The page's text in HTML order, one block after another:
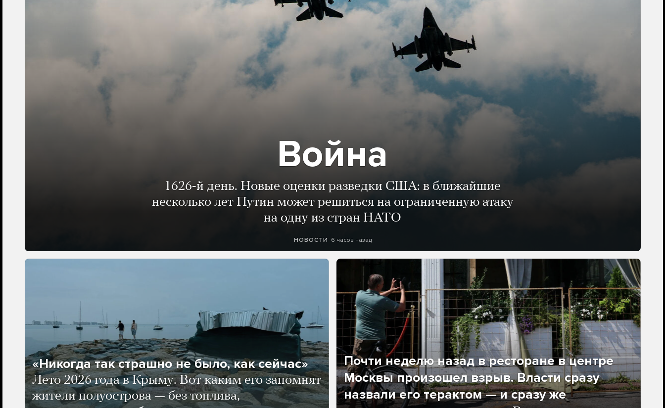
Война
1626-й день. Новые оценки разведки США: в ближайшие
несколько лет Путин может решиться на ограниченную атаку
на одну из стран НАТО
НОВОСТИ 6 часов назад
«Никогда так страшно не было, как сейчас»
Лето 2026 года в Крыму. Вот каким его запомнят
жители полуострова — без топлива,
Почти неделю назад в ресторане в центре
Москвы произошел взрыв. Власти сразу
назвали его терактом — и сразу же